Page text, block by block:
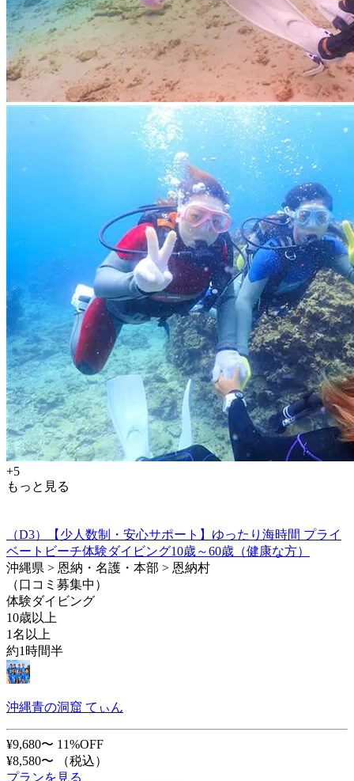
+5
もっと見る
（D3）【少人数制・安心サポート】ゆったり海時間 プライ
ベートビーチ体験ダイビング10歳～60歳（健康な方）
沖縄県 > 恩納・名護・本部 > 恩納村
（口コミ募集中）
体験ダイビング
10歳以上
1名以上
約1時間半
沖縄青の洞窟 てぃん
¥9,680〜 11%OFF
¥8,580〜
（税込）
プランを見る